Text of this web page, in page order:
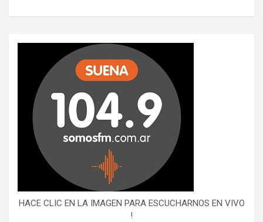
HACE CLIC EN LA IMAGEN PARA ESCUCHARNOS EN VIVO
!